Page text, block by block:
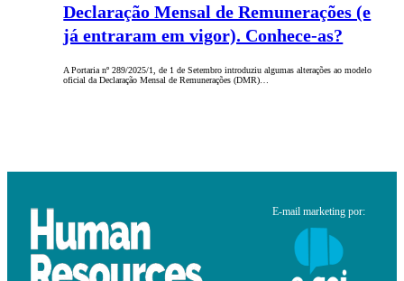
Declaração Mensal de Remunerações (e
já entraram em vigor). Conhece-as?
A Portaria nº 289/2025/1, de 1 de Setembro introduziu algumas alterações ao modelo
oficial da Declaração Mensal de Remunerações (DMR)…
E-mail marketing por: